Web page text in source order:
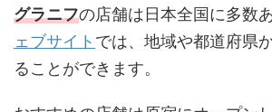
グラニフの店舗は日本全国に多数
ェブサイト では、地域や都道府県
ることができます。